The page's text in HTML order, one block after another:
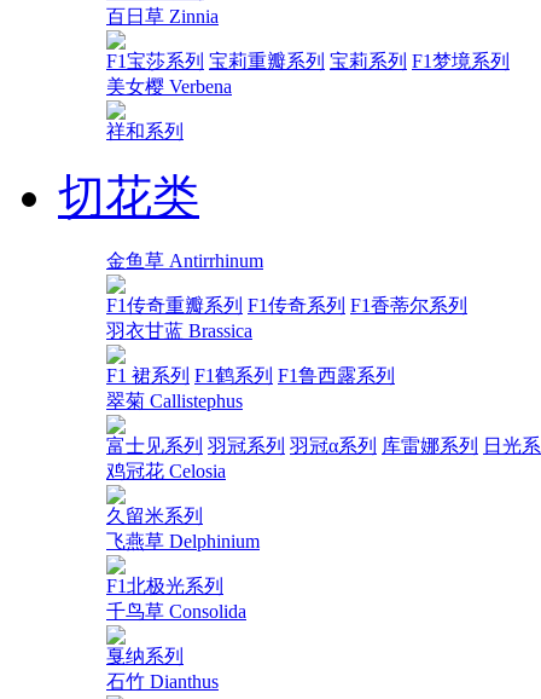
百日草 Zinnia
F1宝莎系列 宝莉重瓣系列 宝莉系列 F1梦境系列
美女樱 Verbena
祥和系列
切花类
金鱼草 Antirrhinum
F1传奇重瓣系列 F1传奇系列 F1香蒂尔系列
羽衣甘蓝 Brassica
F1 裙系列 F1鹤系列 F1鲁西露系列
翠菊 Callistephus
富士见系列 羽冠系列 羽冠α系列 库雷娜系列
日光
鸡冠花 Celosia
久留米系列
飞燕草 Delphinium
F1北极光系列
千鸟草 Consolida
戛纳系列
石竹 Dianthus